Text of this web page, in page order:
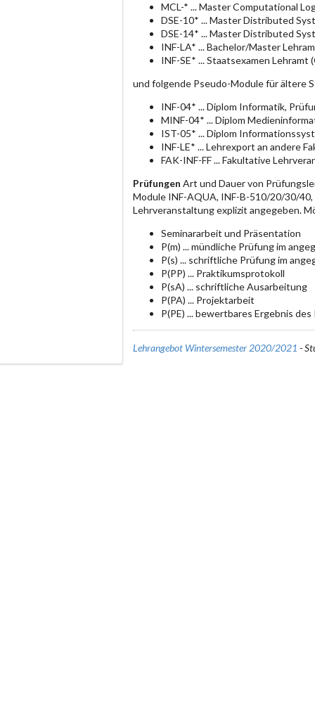
MCL-* ... Master Computational
DSE-10* ... Master Distributed
DSE-14* ... Master Distributed
INF-LA* ... Bachelor/Master
INF-SE* ... Staatsexamen
und folgende Pseudo-Module für ältere
INF-04* ... Diplom Informatik,
MINF-04* ... Diplom
IST-05* ... Diplom
INF-LE* ... Lehrexport an andere
FAK-INF-FF ... Fakultative
Prüfungen Art und Dauer von
Module INF-AQUA, INF-B-510/20/30/
Lehrveranstaltung explizit angegeben.
Seminararbeit und Präsentation
P(m) ... mündliche Prüfung im
P(s) ... schriftliche Prüfung im
P(PP) ... Praktikumsprotokoll
P(sA) ... schriftliche Ausarbeitung
P(PA) ... Projektarbeit
P(PE) ... bewertbares Ergebnis
Lehrangebot Wintersemester 2020/2021 -